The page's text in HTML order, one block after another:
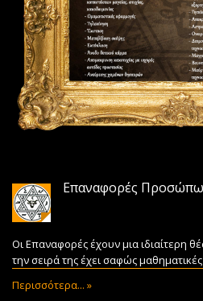
Επαναφορές
Οι Επαναφορές έχουν μια ιδιαίτερη
την σειρά της έχει σαφώς
Περισσότερα... »